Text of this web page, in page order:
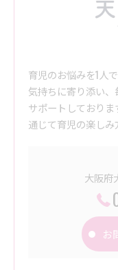
育児のお悩みを1人
気持ちに寄り添い
サポートしており
通じて育児の楽しみ
大阪府
お